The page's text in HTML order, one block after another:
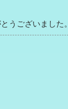
うございました